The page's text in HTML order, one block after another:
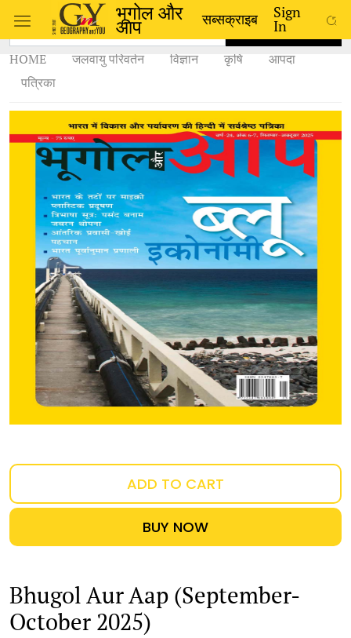
भूगोल और
आप सब्सक्राइब Sign
In
SEARCH
HOME जलवायु परिवर्तन विज्ञान कृषि
आपदा
पत्रिका
ADD TO CART
BUY NOW
Bhugol Aur Aap (September-
October 2025)